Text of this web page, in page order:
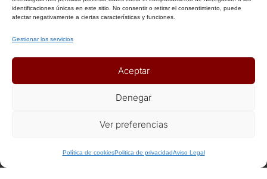
identificaciones únicas en este sitio. No consentir o retirar el consentimiento, puede
afectar negativamente a ciertas características y funciones.
Gestionar los servicios
Aceptar
Denegar
Ver preferencias
Política de cookiesPolitica de privacidadAviso Legal
Política de Privacidad
Política de Cookies
ENLACES DE INTERÉS
Recomendaciones de viaje del Ministerio de Exterior